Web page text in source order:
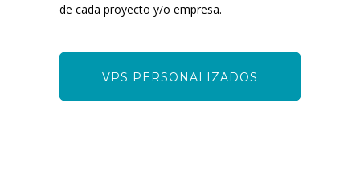
de cada proyecto y/o empresa.
VPS PERSONALIZADOS